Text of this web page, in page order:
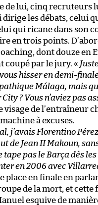
de lui, cinq recruteurs
les débats, celui
qui ricane dans son
en trois points.
dont douze en
coupé par le jury. «
hisser en demi-
Málaga, mais
? Vous n’aviez pas
visage de l’entraîneur
à excuses.
j’avais Florentino
de Jean II Makoun,
tape pas le Barça dès
en 2006 avec
place en finale en
de la mort, et
esquive de